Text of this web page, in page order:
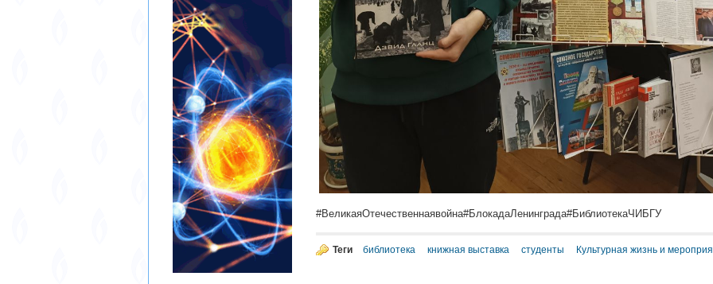
#ВеликаяОтечественнаявойна#БлокадаЛенинграда#БиблиотекаЧИБГУ
Теги библиотека книжная выставка студенты Культурная жизнь и